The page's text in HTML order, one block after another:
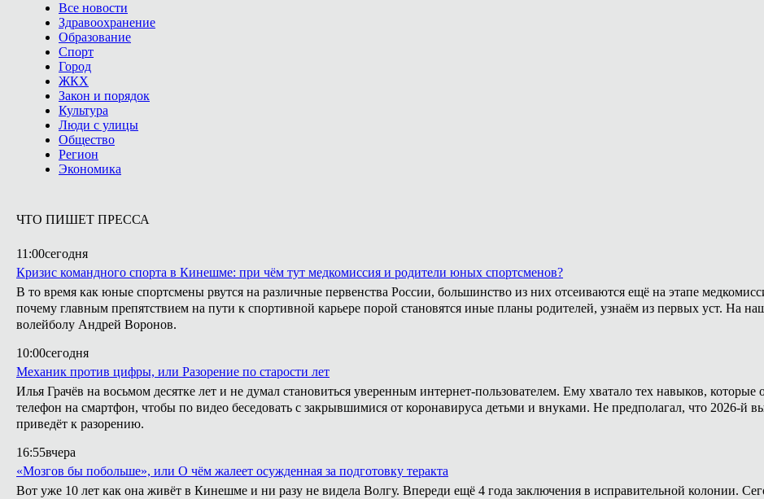
Все новости
Здравоохранение
Образование
Спорт
Город
ЖКХ
Закон и порядок
Культура
Люди с улицы
Общество
Регион
Экономика
ЧТО ПИШЕТ ПРЕССА
11:00сегодня
Кризис командного спорта в Кинешме: при чём тут медкомиссия и родители юных спортсменов?
В то время как юные спортсмены рвутся на различные первенства России, большинство из них отсеиваются ещё на этапе
почему главным препятствием на пути к спортивной карьере порой становятся иные планы родителей, узнаём из первых уст. На
волейболу Андрей Воронов.
10:00сегодня
Механик против цифры, или Разорение по старости лет
Илья Грачёв на восьмом десятке лет и не думал становиться уверенным интернет-пользователем. Ему хватало тех навыков,
телефон на смартфон, чтобы по видео беседовать с закрывшимися от коронавируса детьми и внуками. Не предполагал, что 2026-й
приведёт к разорению.
16:55вчера
«Мозгов бы побольше», или О чём жалеет осужденная за подготовку теракта
Вот уже 10 лет как она живёт в Кинешме и ни разу не видела Волгу. Впереди ещё 4 года заключения в исправительной колонии.